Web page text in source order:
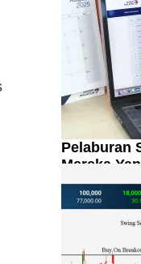
Pelaburan
Mereka